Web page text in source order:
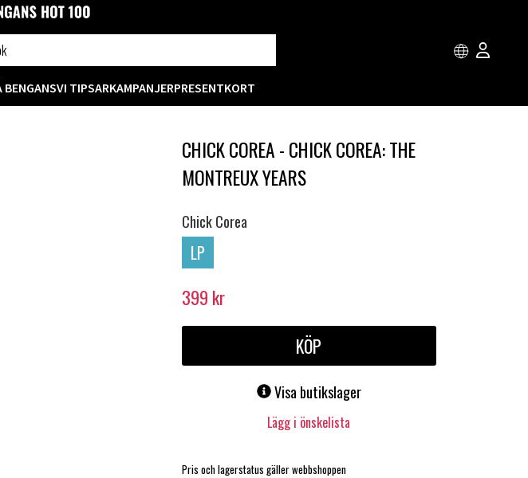
BENGANSVI TIPSARKAMPANJERPRESENTKORT
CHICK COREA - CHICK COREA: THE
MONTREUX YEARS
Chick Corea
LP
399 kr
KÖP
Visa butikslager
Lägg i önskelista
Pris och lagerstatus gäller webbshoppen